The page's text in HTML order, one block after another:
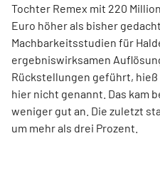
Tochter Remex mit 220
Euro höher als bisher
Machbarkeitsstudien für
ergebniswirksamen
Rückstellungen geführt, hieß
hier nicht genannt. Das kam
weniger gut an. Die zuletzt
um mehr als drei Prozent.